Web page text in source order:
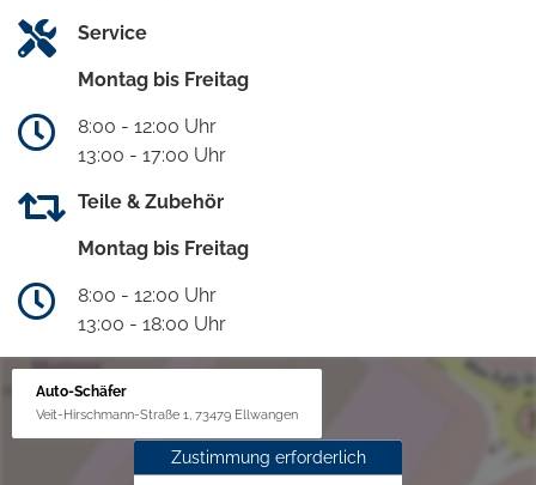
Service
Montag bis Freitag
8:00 - 12:00 Uhr
13:00 - 17:00 Uhr
Teile & Zubehör
Montag bis Freitag
8:00 - 12:00 Uhr
13:00 - 18:00 Uhr
Auto-Schäfer
Veit-Hirschmann-Straße 1, 73479 Ellwangen
Zustimmung erforderlich